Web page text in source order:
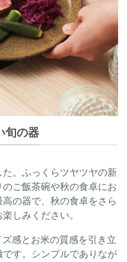
旬の器
。ふっくらツヤツヤの新
ご飯茶碗や秋の食卓にお
の器で、秋の食卓をさら
しみください。
感とお米の質感を引き立
す。シンプルでありなが